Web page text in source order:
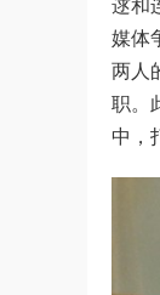
逑和
媒体
两人
职。
中，